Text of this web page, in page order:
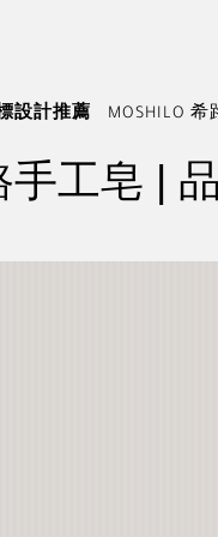
設計推薦 MOSHILO
工皂 |